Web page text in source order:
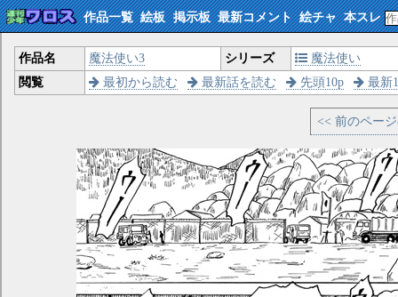
作品一覧 絵板 掲示板 最新コメント 絵チャ 本スレ
作品名 魔法使い3 シリーズ
魔法使い
閲覧
最初から読む 最新話を読む 先頭10p 最新
<< 前のペー